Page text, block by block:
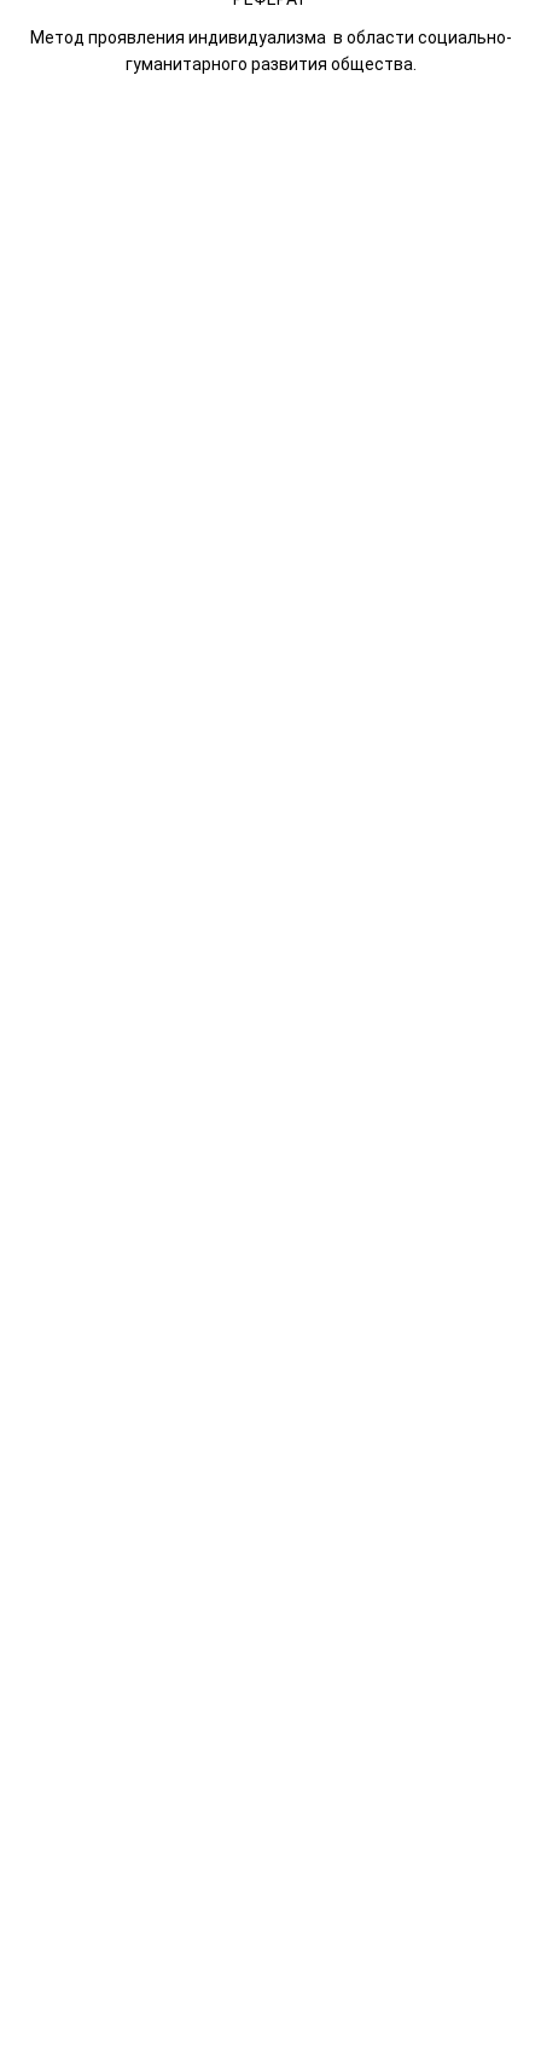
Метод проявления индивидуализма в области социально-
гуманитарного развития общества.